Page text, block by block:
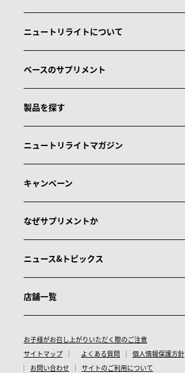
ニュートリライトについて
ベースのサプリメント
製品を探す
ニュートリライトマガジン
キャンペーン
なぜサプリメントか
ニュース&トピックス
店舗一覧
お子様がお召し上がりいただく際のご注意
サイトマップ
よくある質問 個人情報保護方針
お問い合わせ
サイトのご利用について